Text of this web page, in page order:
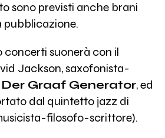
sono previsti anche brani
pubblicazione.
concerti suonerà con il
Jackson, saxofonista-
Graaf Generator, ed
dal quintetto jazz di
filosofo-scrittore).